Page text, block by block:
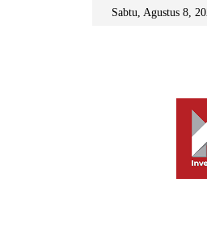
Sabtu, Agustus 8,